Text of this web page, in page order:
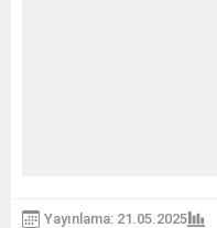
Yayınlama: 21.05.2025